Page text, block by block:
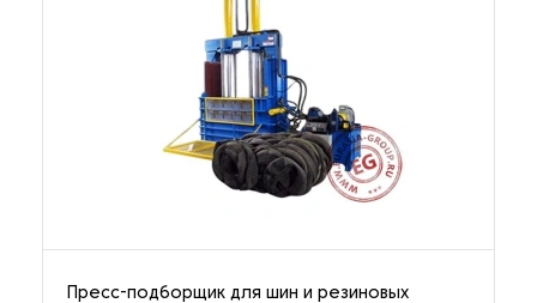
Пресс-подборщик для шин и резиновых